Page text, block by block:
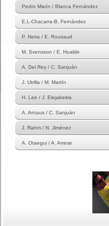
Pedro Marín / Blanca Fernández
E.L-Chacarra-B. Fernández
P. Neira / E. Rousaud
M. Svensson / E. Hualde
A. Del Rey / C. Sanjuán
J. Utrilla / M. Martín
H. Lee / J. Elejabeitia
A. Arnaus / C. Sanjuán
J. Rahm / N. Jiménez
A. Otaegui / A. Arrese